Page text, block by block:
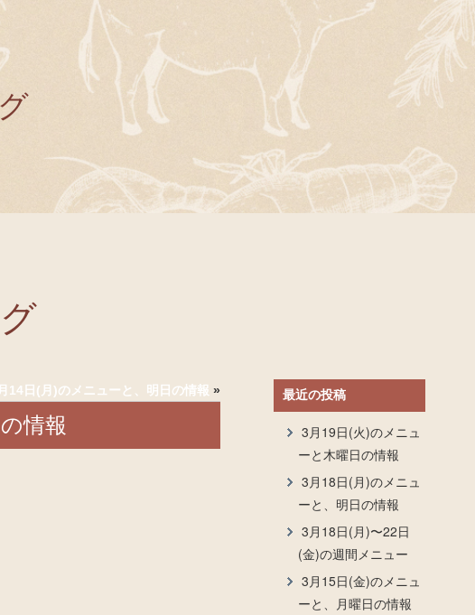
14日(月)のメニューと、明日の情報 »
情報
最近の投稿
3月19日(火)のメニュ
ーと木曜日の情報
3月18日(月)のメニュ
ーと、明日の情報
3月18日(月)〜22日
(金)の週間メニュー
3月15日(金)のメニュ
ーと、月曜日の情報